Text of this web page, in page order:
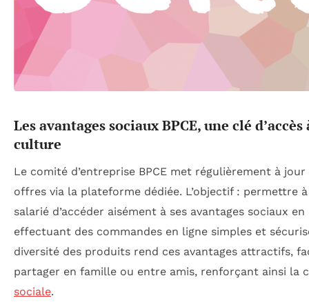
Les avantages sociaux BPCE, une clé d’accès
culture
Le comité d’entreprise BPCE met régulièrement à jour
offres via la plateforme dédiée. L’objectif : permettre
salarié d’accéder aisément à ses avantages sociaux en
effectuant des commandes en ligne simples et
diversité des produits rend ces avantages attractifs,
partager en famille ou entre amis, renforçant ainsi la
sociale.